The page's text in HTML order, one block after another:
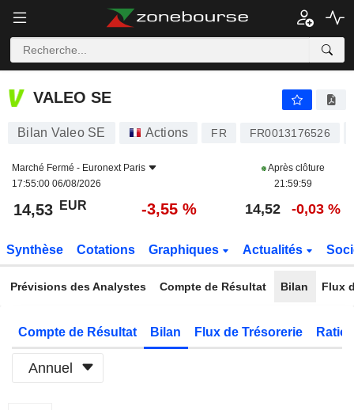
VALEO SE
VALEO SE
Bilan Valeo SE Actions FR FR0013176526
Marché Fermé - Euronext Paris
17:55:00 06/08/2026
Après clôture
21:59:59
14,53 EUR -3,55 % 14,52 -0,03 %
Synthèse Cotations Graphiques Actualités
Prévisions des Analystes Compte de Résultat Bilan Flux
Compte de Résultat Bilan Flux de Trésorerie
Annuel